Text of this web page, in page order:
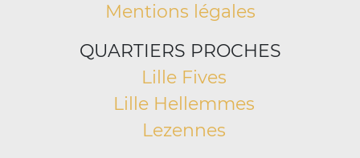
Mentions légales
QUARTIERS PROCHES
Lille Fives
Lille Hellemmes
Lezennes